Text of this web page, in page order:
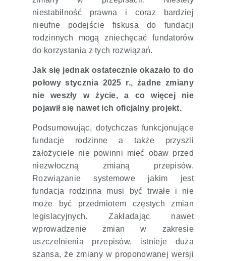
niestabilność prawna i coraz bardziej
nieufne podejście fiskusa do fundacji
rodzinnych mogą zniechęcać fundatorów
do korzystania z tych rozwiązań.
Jak się jednak ostatecznie okazało to do
połowy stycznia 2025 r., żadne zmiany
nie weszły w życie, a co więcej nie
pojawił się nawet ich oficjalny projekt.
Podsumowując, dotychczas funkcjonujące
fundacje rodzinne a także przyszli
założyciele nie powinni mieć obaw przed
niezwłoczną zmianą przepisów.
Rozwiązanie systemowe jakim jest
fundacja rodzinna musi być trwałe i nie
może być przedmiotem częstych zmian
legislacyjnych. Zakładając nawet
wprowadzenie zmian w zakresie
uszczelnienia przepisów, istnieje duża
szansa, że zmiany w proponowanej wersji